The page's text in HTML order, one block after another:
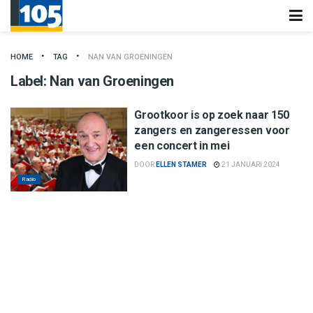
HOME TAG NAN VAN GROENINGEN
Label: Nan van Groeningen
Radio
Grootkoor is op zoek naar 150
zangers en zangeressen voor
een concert in mei
DOOR ELLEN STAMER 21 JANUARI 2024